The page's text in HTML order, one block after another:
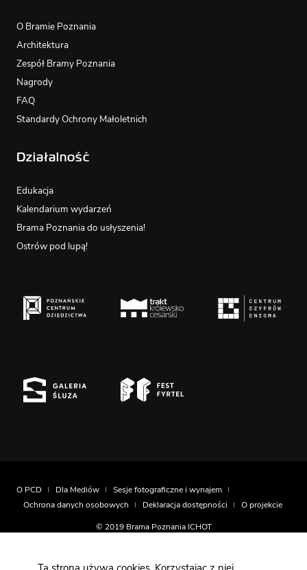
O Bramie Poznania
Architektura
Zespół Bramy Poznania
Nagrody
FAQ
Standardy Ochrony Małoletnich
Działalność
Edukacja
Kalendarium wydarzeń
Brama Poznania do usłyszenia!
Ostrów pod lupą!
© 2019 Brama Poznania ICHOT
O PCD Dla Mediów
Sesje fotograficzne i wynajem
Ochrona danych osobowych
Deklaracja dostępności O projekcie